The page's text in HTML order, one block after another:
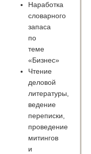
Наработка
словарного
запаса
по
теме
«Бизнес»
Чтение
деловой
литературы,
ведение
переписки,
проведение
митингов
и